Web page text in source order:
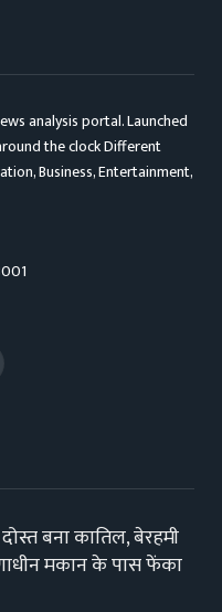
analysis portal. Launched
the clock Different
Business, Entertainment,
बना कातिल, बेरहमी
मकान के पास फेंका